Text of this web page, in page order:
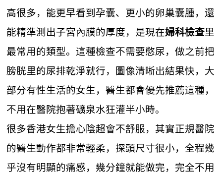
高很多，能更早看到孕囊、更小的卵巢囊腫，還
能精準測出子宮內膜的厚度，是現在婦科檢查里
最常用的類型。這種檢查不需要憋尿，做之前把
膀胱里的尿排乾淨就行，圖像清晰出結果快，大
部分有性生活的女生，醫生都會優先推薦這種，
不用在醫院抱著礦泉水狂灌半小時。
很多香港女生擔心陰超會不舒服，其實正規醫院
的醫生動作都非常輕柔，探頭尺寸很小，全程幾
乎沒有明顯的痛感，幾分鐘就能做完，完全不用